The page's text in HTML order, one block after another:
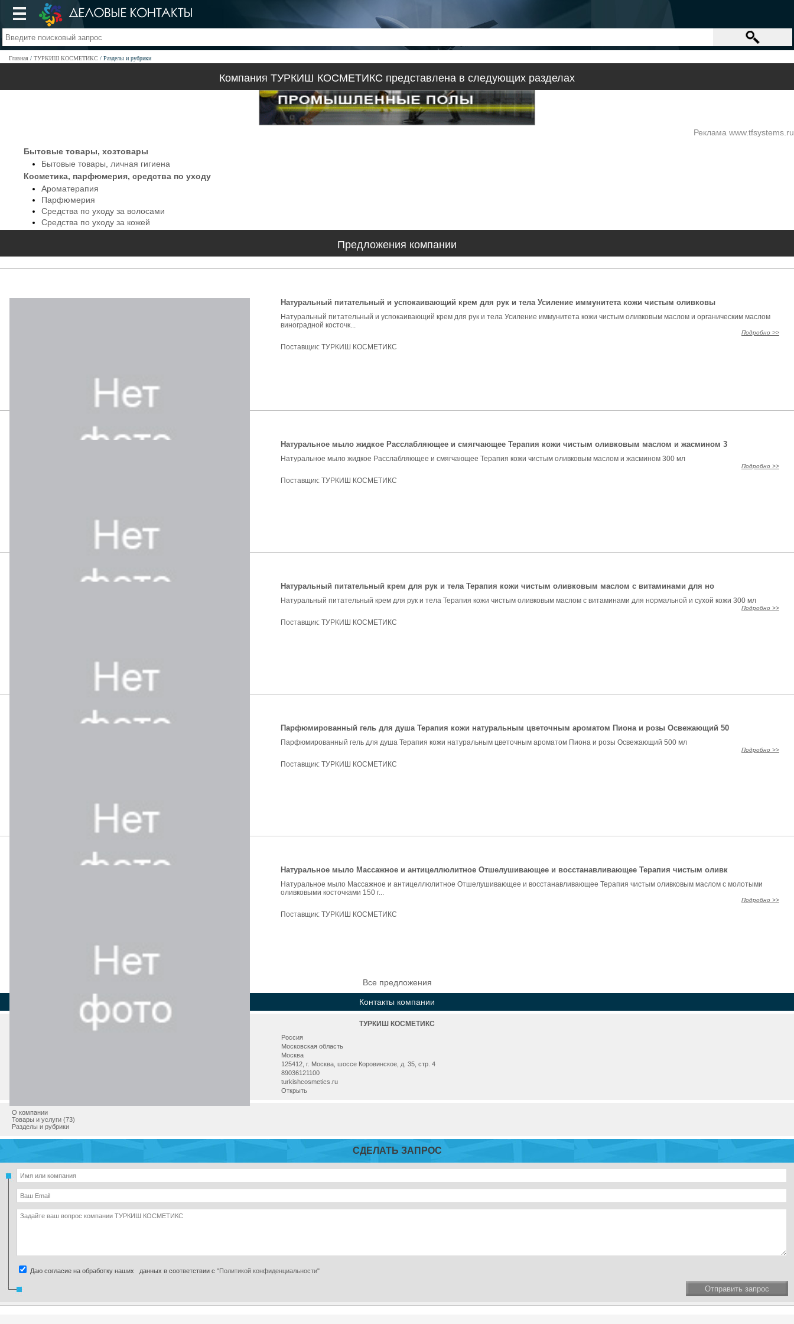
Главная ТУРКИШ КОСМЕТИКС Разделы и рубрики
Компания ТУРКИШ КОСМЕТИКС представлена в следующих разделах
Реклама www.tfsystems.ru
Бытовые товары, хозтовары
Бытовые товары, личная гигиена
Косметика, парфюмерия, средства по уходу
Ароматерапия
Парфюмерия
Средства по уходу за волосами
Средства по уходу за кожей
Предложения компании
Натуральный питательный и успокаивающий крем для рук и тела Усиление иммунитета кожи чистым оливковы
Натуральный питательный и успокаивающий крем для рук и тела Усиление иммунитета кожи чистым оливковым маслом и органическим маслом
виноградной косточк...
Подробно >>
Поставщик: ТУРКИШ КОСМЕТИКС
Натуральное мыло жидкое Расслабляющее и смягчающее Терапия кожи чистым оливковым маслом и жасмином 3
Натуральное мыло жидкое Расслабляющее и смягчающее Терапия кожи чистым оливковым маслом и жасмином 300 мл
Подробно >>
Поставщик: ТУРКИШ КОСМЕТИКС
Натуральный питательный крем для рук и тела Терапия кожи чистым оливковым маслом с витаминами для но
Натуральный питательный крем для рук и тела Терапия кожи чистым оливковым маслом с витаминами для нормальной и сухой кожи 300 мл
Подробно >>
Поставщик: ТУРКИШ КОСМЕТИКС
Парфюмированный гель для душа Терапия кожи натуральным цветочным ароматом Пиона и розы Освежающий 50
Парфюмированный гель для душа Терапия кожи натуральным цветочным ароматом Пиона и розы Освежающий 500 мл
Подробно >>
Поставщик: ТУРКИШ КОСМЕТИКС
Натуральное мыло Массажное и антицеллюлитное Отшелушивающее и восстанавливающее Терапия чистым оливк
Натуральное мыло Массажное и антицеллюлитное Отшелушивающее и восстанавливающее Терапия чистым оливковым маслом с молотыми
оливковыми косточками 150 г...
Подробно >>
Поставщик: ТУРКИШ КОСМЕТИКС
Все предложения
Контакты компании
ТУРКИШ КОСМЕТИКС
Россия
Московская область
Москва
125412, г. Москва, шоссе Коровинское, д. 35, стр. 4
89036121100
turkishcosmetics.ru
Открыть
О компании
Товары и услуги (73)
Разделы и рубрики
СДЕЛАТЬ ЗАПРОС
Даю согласие на обработку наших данных в соответствии с "Политикой конфиденциальности"
Отправить запрос